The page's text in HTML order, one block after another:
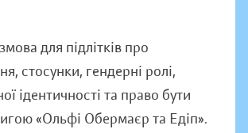
для підлітків про
стосунки, гендерні ролі,
ідентичності та право бути
«Ольфі Обермаєр та Едіп».